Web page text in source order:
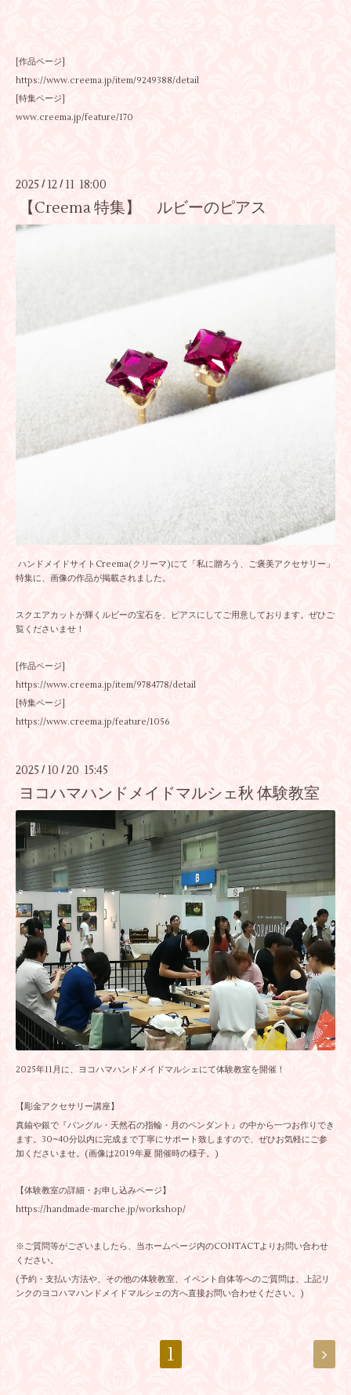
[作品ページ]
https://www.creema.jp/item/9249388/detail
[特集ページ]
www.creema.jp/feature/170
2025 / 12 / 11 18:00
【Creema 特集】 ルビーのピアス
ハンドメイドサイトCreema(クリーマ)にて「私に贈ろう、ご褒美アクセサリー」
特集に、画像の作品が掲載されました。
スクエアカットが輝くルビーの宝石を、ピアスにしてご用意しております。ぜひご
覧くださいませ！
[作品ページ]
https://www.creema.jp/item/9784778/detail
[特集ページ]
https://www.creema.jp/feature/1056
2025 / 10 / 20 15:45
ヨコハマハンドメイドマルシェ秋 体験教室
2025年11月に、ヨコハマハンドメイドマルシェにて体験教室を開催！
【彫金アクセサリー講座】
真鍮や銀で『バングル・天然石の指輪・月のペンダント』の中から一つお作りでき
ます。30~40分以内に完成まで丁寧にサポート致しますので、ぜひお気軽にご参
加くださいませ。(画像は2019年夏 開催時の様子。)
【体験教室の詳細・お申し込みページ】
https://handmade-marche.jp/workshop/
※ご質問等がございましたら、当ホームページ内のCONTACTよりお問い合わせ
ください。
(予約・支払い方法や、その他の体験教室、イベント自体等へのご質問は、上記リ
ンクのヨコハマハンドメイドマルシェの方へ直接お問い合わせください。)
1